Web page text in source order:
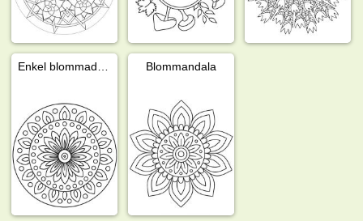
Blommandala